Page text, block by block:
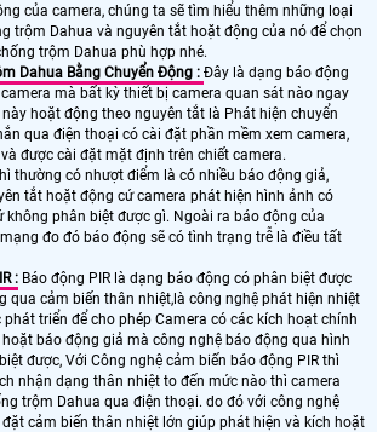
của camera, chúng ta sẽ tìm hiểu thêm những loại
trộm Dahua và nguyên tắt hoặt động của nó để chọn
trộm Dahua phù hợp nhé.
Dahua Bằng Chuyển Động : Đây là dạng báo động
mà bất kỳ thiết bị camera quan sát nào ngay
hoặt động theo nguyên tắt là Phát hiện chuyển
qua điện thoại có cài đặt phần mềm xem camera,
được cài đặt mặt định trên chiết camera.
thường có nhượt điểm là có nhiều báo động giả,
tắt hoặt động cứ camera phát hiện hình ảnh có
không phân biệt được gì. Ngoài ra báo động của
đo đó báo động sẽ có tình trạng trễ là điều tất
: Báo động PIR là dạng báo động có phân biệt được
qua cảm biến thân nhiệt,là công nghệ phát hiện nhiệt
triển để cho phép Camera có các kích hoạt chính
báo động giả mà công nghệ báo động qua hình
được, Với Công nghệ cảm biến báo động PIR thì
nhận dạng thân nhiệt to đến mức nào thì camera
trộm Dahua qua điện thoại. do đó với công nghệ
cảm biến thân nhiệt lớn giúp phát hiện và kích hoặt